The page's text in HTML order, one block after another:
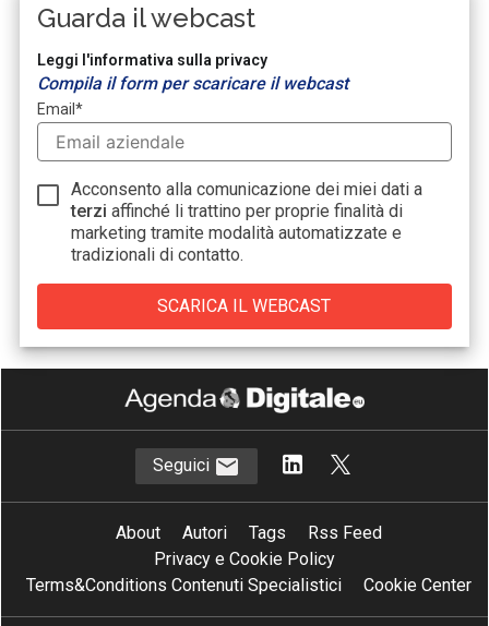
Guarda il webcast
Leggi l'informativa sulla privacy
Compila il form per scaricare il webcast
Email*
Acconsento alla comunicazione dei miei dati a
terzi affinché li trattino per proprie finalità di
marketing tramite modalità automatizzate e
tradizionali di contatto.
Seguici
About Autori Tags
Rss Feed
Privacy e Cookie Policy
Terms&Conditions Contenuti Specialistici
Cookie Center